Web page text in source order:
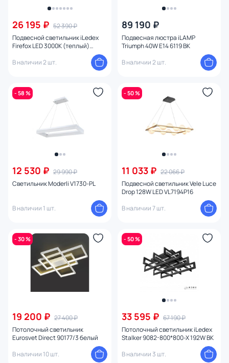
26 195 ₽ 52 390 ₽
Подвесной светильник iLedex
Firefox LED 3000К (теплый)
В наличии 2 шт.
89 190 ₽
Подвесная люстра iLAMP
Triumph 40W E14 6119 BK
В наличии 2 шт.
- 58 %
12 530 ₽ 29 990 ₽
Светильник Moderli V1730-PL
В наличии 1 шт.
- 50 %
11 033 ₽ 22 066 ₽
Подвесной светильник Vele Luce
Drop 128W LED VL7194P16
В наличии 7 шт.
- 30 %
19 200 ₽ 27 400 ₽
Потолочный светильник
Eurosvet Direct 90177/3 белый
В наличии 10 шт.
- 50 %
33 595 ₽ 67 190 ₽
Потолочный светильник iLedex
Stalker 9082-800*800-X 192W BK
В наличии 3 шт.